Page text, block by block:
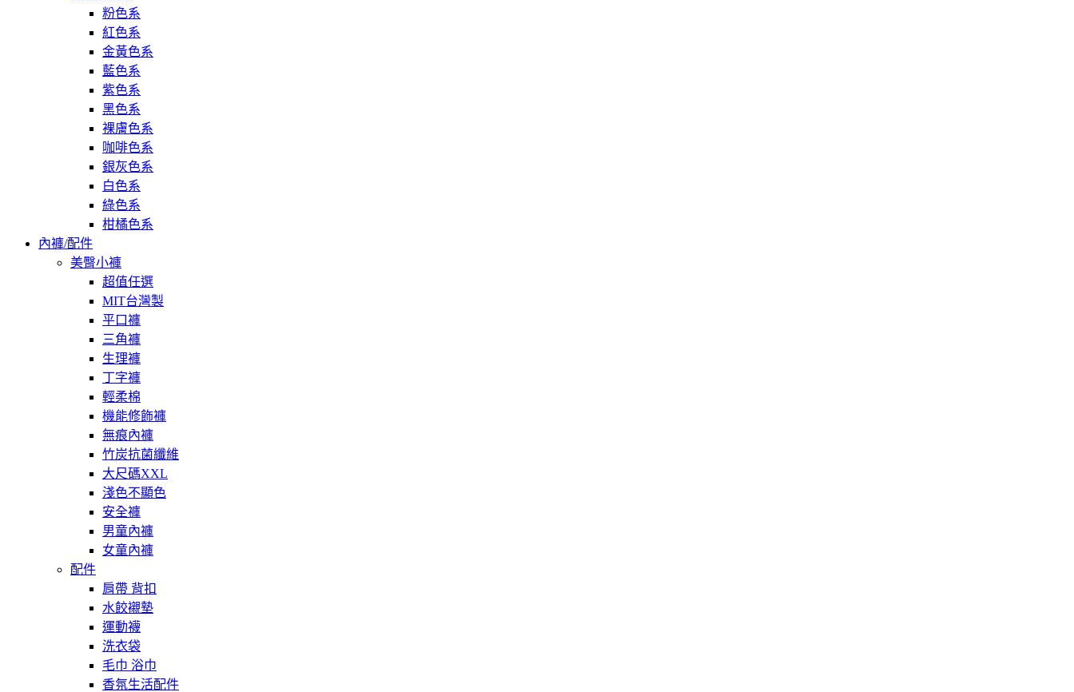
粉色系
紅色系
金黃色系
藍色系
紫色系
黑色系
裸膚色系
咖啡色系
銀灰色系
白色系
綠色系
柑橘色系
內褲/配件
美臀小褲
超值任選
MIT台灣製
平口褲
三角褲
生理褲
丁字褲
輕柔棉
機能修飾褲
無痕內褲
竹炭抗菌纖維
大尺碼XXL
淺色不顯色
安全褲
男童內褲
女童內褲
配件
肩帶 背扣
水餃襯墊
運動襪
洗衣袋
毛巾 浴巾
香氛生活配件